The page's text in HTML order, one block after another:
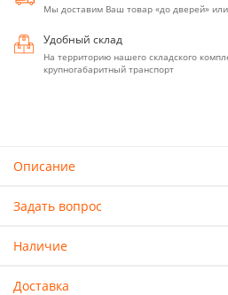
Мы доставим Ваш товар «до дверей»
Удобный склад
На территорию нашего складского
крупногабаритный транспорт
Описание
Задать вопрос
Наличие
Доставка